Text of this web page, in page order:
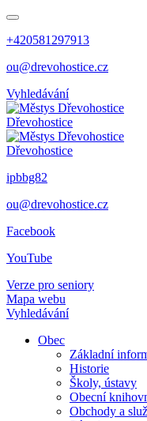
+420581297913
ou@drevohostice.cz
Vyhledávání
Dřevohostice
Dřevohostice
ipbbg82
ou@drevohostice.cz
Facebook
YouTube
Verze pro seniory
Mapa webu
Vyhledávání
Obec
Základní
Historie
Školy, ústavy
Obecní
Obchody a